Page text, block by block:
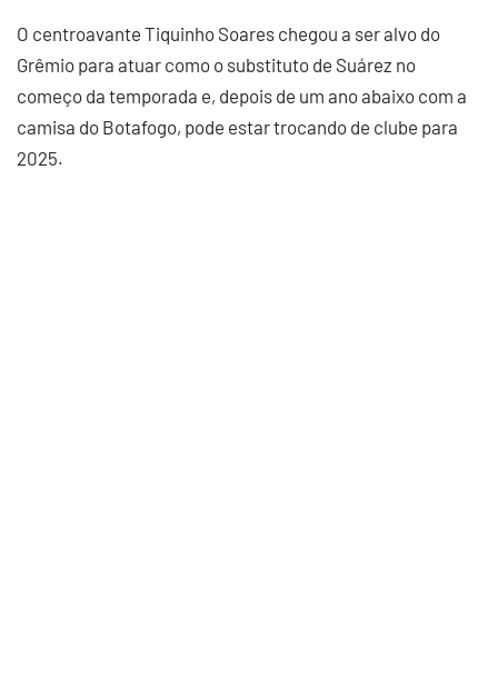
O centroavante Tiquinho Soares chegou a ser alvo do
Grêmio para atuar como o substituto de Suárez no
começo da temporada e, depois de um ano abaixo com a
camisa do Botafogo, pode estar trocando de clube para
2025.